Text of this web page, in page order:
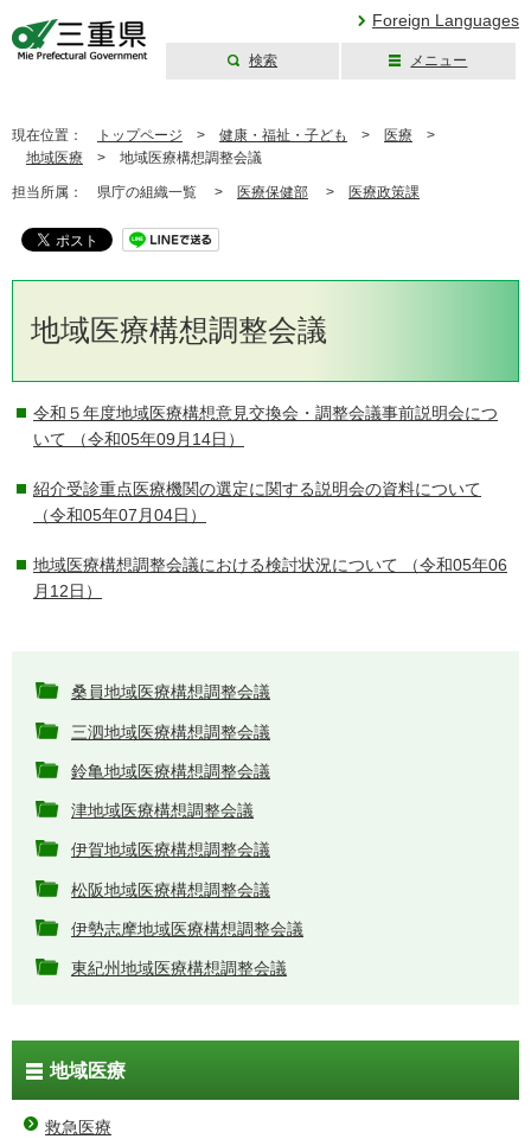
Foreign Languages
検索 メニュー
現在位置： トップページ > 健康・福祉・子ども > 医療 >
地域医療 > 地域医療構想調整会議
担当所属： 県庁の組織一覧 > 医療保健部 > 医療政策課
地域医療構想調整会議
令和５年度地域医療構想意見交換会・調整会議事前説明会につ
いて （令和05年09月14日）
紹介受診重点医療機関の選定に関する説明会の資料について
（令和05年07月04日）
地域医療構想調整会議における検討状況について （令和05年06
月12日）
桑員地域医療構想調整会議
三泗地域医療構想調整会議
鈴亀地域医療構想調整会議
津地域医療構想調整会議
伊賀地域医療構想調整会議
松阪地域医療構想調整会議
伊勢志摩地域医療構想調整会議
東紀州地域医療構想調整会議
地域医療
救急医療